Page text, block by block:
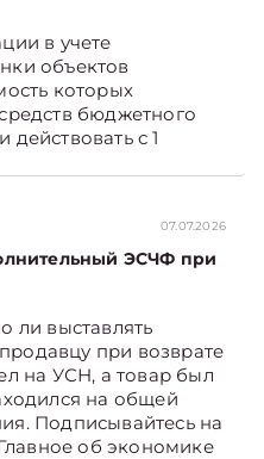
в учете
объектов
которых
бюджетного
с 1
Главное об
чем в новостях
07.07.2026
ЭСЧФ при
ли выставлять
при возврате
на УСН, а товар был
на общей
Подписывайтесь на
об экономике